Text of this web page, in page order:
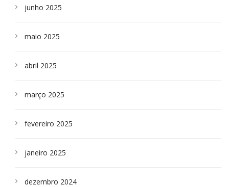
junho 2025
maio 2025
abril 2025
março 2025
fevereiro 2025
janeiro 2025
dezembro 2024